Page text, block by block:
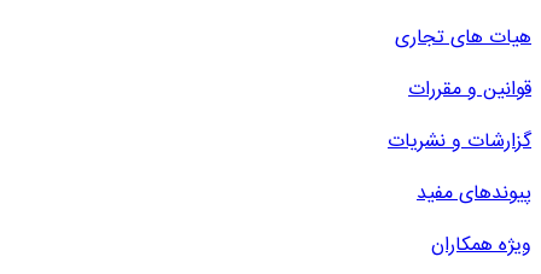
هیات های تجاری
قوانین و مقررات
گزارشات و نشریات
پیوندهای مفید
ویژه همکاران